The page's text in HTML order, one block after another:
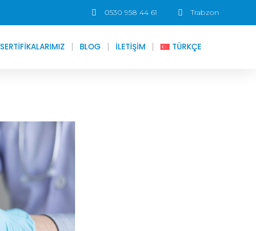
0530 958 44 61 Trabzon
SERTIFIKALARIMIZ BLOG İLETİŞİM TÜRKÇE